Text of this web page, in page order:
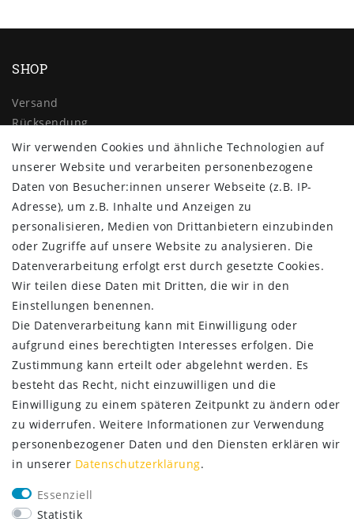
SHOP
Versand
Rücksendung
Widerrufs­recht
Impressum
Daten­schutz­erklärung
AGB
Kontakt
ZAHLUNG & VERSAND
SERVICE
Lieferung nur 2,95 €
Wir verwenden Cookies und ähnliche Technologien auf
unserer Website und verarbeiten personenbezogene
Daten von Besucher:innen unserer Webseite (z.B. IP-
Adresse), um z.B. Inhalte und Anzeigen zu
personalisieren, Medien von Drittanbietern einzubinden
oder Zugriffe auf unsere Website zu analysieren. Die
Datenverarbeitung erfolgt erst durch gesetzte Cookies.
Wir teilen diese Daten mit Dritten, die wir in den
Einstellungen benennen.
Die Datenverarbeitung kann mit Einwilligung oder
aufgrund eines berechtigten Interesses erfolgen. Die
Zustimmung kann erteilt oder abgelehnt werden. Es
besteht das Recht, nicht einzuwilligen und die
Einwilligung zu einem späteren Zeitpunkt zu ändern oder
zu widerrufen. Weitere Informationen zur Verwendung
personenbezogener Daten und den Diensten erklären wir
in unserer Daten­schutz­erklärung.
Essenziell
Statistik